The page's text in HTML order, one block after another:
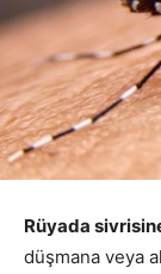
Rüyada
düşmana veya